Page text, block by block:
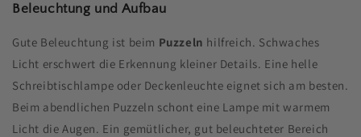
Beleuchtung und Aufbau
Gute Beleuchtung ist beim Puzzeln hilfreich. Schwaches
Licht erschwert die Erkennung kleiner Details. Eine helle
Schreibtischlampe oder Deckenleuchte eignet sich am besten.
Beim abendlichen Puzzeln schont eine Lampe mit warmem
Licht die Augen. Ein gemütlicher, gut beleuchteter Bereich